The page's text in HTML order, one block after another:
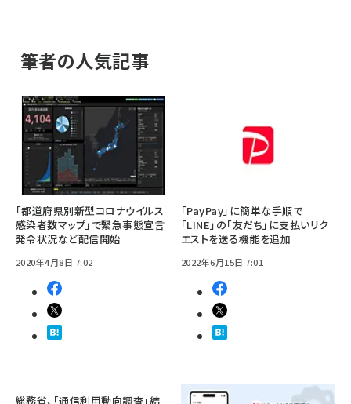
筆者の人気記事
「都道府県別新型コロナウイルス
感染者数マップ」で緊急事態宣言
発令状況など配信開始
2020年4月8日 7:02
「PayPay」に簡単な手順で
「LINE」の「友だち」に支払いリク
エストを送る機能を追加
2022年6月15日 7:01
総務省、「通信利用動向調査」結